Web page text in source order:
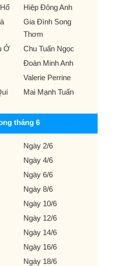
Hiệp Đông Anh
Gia Đình Song
Thơm
Ở
Chu Tuấn Ngọc
Đoàn Minh Anh
Valerie Perrine
Mai Mạnh Tuấn
tháng 6
Ngày 2/6
Ngày 4/6
Ngày 6/6
Ngày 8/6
Ngày 10/6
Ngày 12/6
Ngày 14/6
Ngày 16/6
Ngày 18/6